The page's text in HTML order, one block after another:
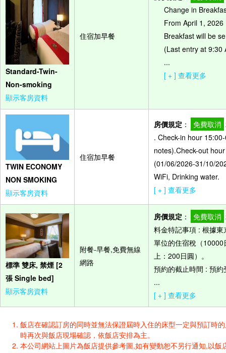
Standard-Twin-
Non-smoking
顯示客房資料
住宿加早餐
Change in
From April 1,
Breakfast will be
(Last entry at 9:30
...
[ + ] 查看更多
TWIN ECONOMY
NON SMOKING
顯示客房資料
住宿加早餐
房價規定 ： 免費取消
. Check-in hour
notes).Check-out
(01/06/2026-31/10/
WiFi, Drinking water.
[ + ] 查看更多
標準 雙床, 禁煙 [2
張 Single bed]
顯示客房資料
附餐-早餐,免費無線
網路
房價規定 ： 免費取消
料金特記事項 : 根據
單位的住宿稅（
上：200日圓）。
預約的截止時間 : 預
...
[ + ] 查看更多
飯店在確認訂房的同時並無法保證屆時入住的床型一定與預訂時
時再次與飯店現場確認，依飯店安排為主。
本公司網站上圖片為飯店提供參考圖,如有變動恕不另行通知,以飯